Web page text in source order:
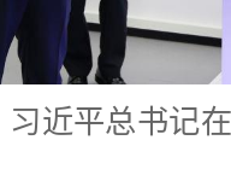
平总书记在